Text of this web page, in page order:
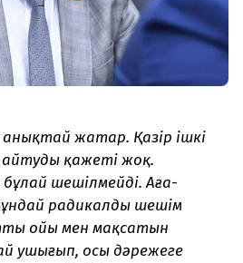
анықтай жатар. Қазір ішкі
қажеті жоқ.
шешілмейді. Аға-
радикалды шешім
ойы мен мақсатын
ушығып, осы дәрежеге